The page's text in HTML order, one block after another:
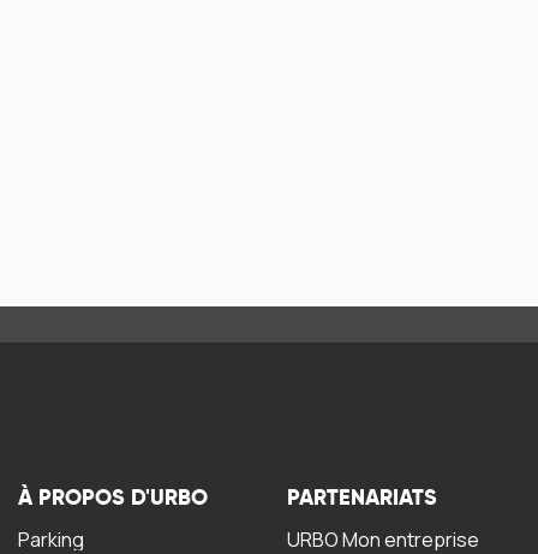
À PROPOS D'URBO
Parking
PARTENARIATS
URBO Mon entreprise